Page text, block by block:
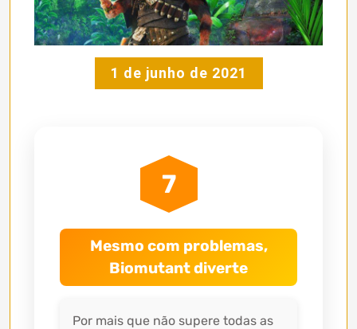
1 de junho de 2021
7
Mesmo com problemas,
Biomutant diverte
Por mais que não supere todas as